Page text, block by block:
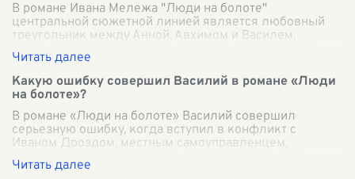
В романе Ивана Мележа "Люди на болоте"
центральной сюжетной линией является любовный
треугольник между Анной, Авхимом и Василем,
который служит символом и отражением сложных
социал ...
Какую ошибку совершил Василий в романе «Люди
на болоте»?
В романе «Люди на болоте» Василий совершил
серьезную ошибку, когда вступил в конфликт с
Иваном Дроздом, местным самоуправленцем,
человеком с большим влиянием в деревне. Этот
конфли...